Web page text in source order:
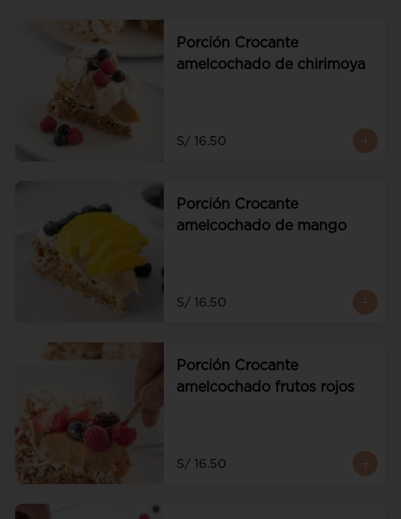
Porción Crocante
amelcochado de chirimoya
S/ 16.50
Porción Crocante
amelcochado de mango
S/ 16.50
Porción Crocante
amelcochado frutos rojos
S/ 16.50